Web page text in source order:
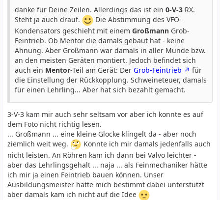
danke für Deine Zeilen. Allerdings das ist ein0-V-3 RX.
Steht ja auch drauf.
Die Abstimmung des VFO-
Kondensators geschieht mit einemGroßmann Grob-
Feintrieb. Ob Mentor die damals gebaut hat - keine
Ahnung. Aber Großmann war damals in aller Munde bzw.
an den meisten Geräten montiert. Jedoch befindet sich
auch ein Mentor-Teil am Gerät: DerGrob-Feintrieb
für
die Einstellung der Rückkopplung. Schweineteuer, damals
für einen Lehrling... Aber hat sich bezahlt gemacht.
3-V-3 kam mir auch sehr seltsam vor aber ich konnte es auf
dem Foto nicht richtig lesen.
... Großmann ... eine kleine Glocke klingelt da - aber noch
ziemlich weit weg.
Konnte ich mir damals jedenfalls auch
nicht leisten. An Röhren kam ich dann bei Valvo leichter -
aber das Lehrlingsgehalt ... naja ... als Feinmechaniker hätte
ich mir ja einen Feintrieb bauen können. Unser
Ausbildungsmeister hätte mich bestimmt dabei unterstützt
aber damals kam ich nicht auf die Idee